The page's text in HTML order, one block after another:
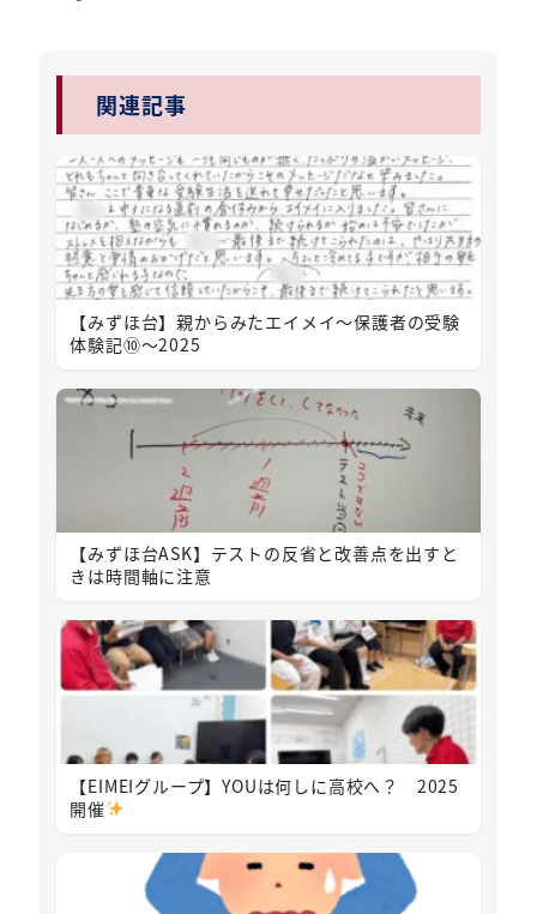
関連記事
【みずほ台】親からみたエイメイ～保護者の受験
体験記⑩～2025
【みずほ台ASK】テストの反省と改善点を出すと
きは時間軸に注意
【EIMEIグループ】YOUは何しに高校へ？ 2025
開催